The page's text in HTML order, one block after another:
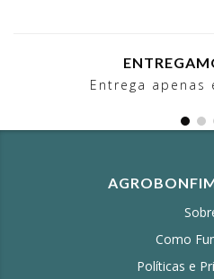
Entrega apenas
Como
Políticas e